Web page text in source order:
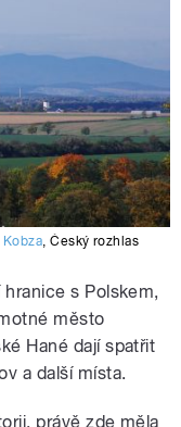
,Český rozhlas
s Polskem,
město
Hané dají spatřit
a další místa.
právě zde měla